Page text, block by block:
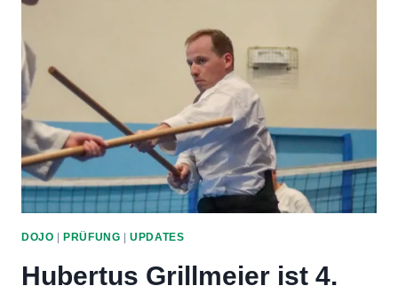
DOJO PRÜFUNG |UPDATES
Hubertus Grillmeier ist 4.